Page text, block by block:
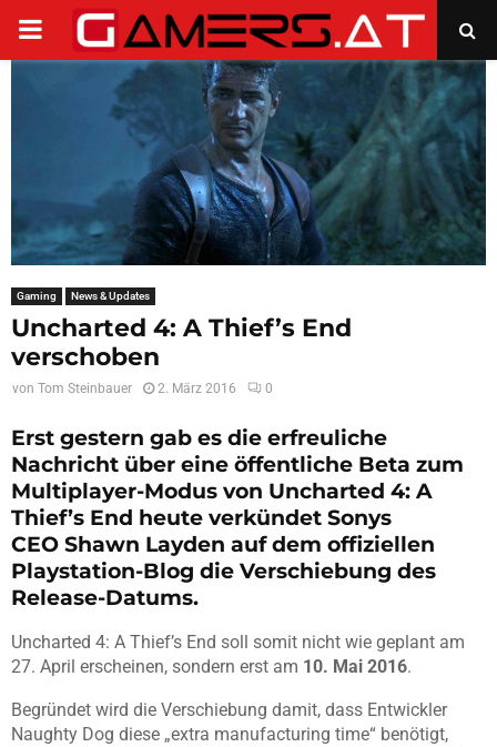
PRIMARY
Gaming News & Updates
Uncharted 4: A Thief’s End
verschoben
von Tom Steinbauer 2. März 2016 0
Erst gestern gab es die erfreuliche
Nachricht über eine öffentliche Beta zum
Multiplayer-Modus von Uncharted 4: A
Thief’s End heute verkündet Sonys
CEO Shawn Layden auf dem offiziellen
Playstation-Blog die Verschiebung des
Release-Datums.
Uncharted 4: A Thief’s End soll somit nicht wie geplant am
27. April erscheinen, sondern erst am 10. Mai 2016.
Begründet wird die Verschiebung damit, dass Entwickler
Naughty Dog diese „extra manufacturing time“ benötigt,